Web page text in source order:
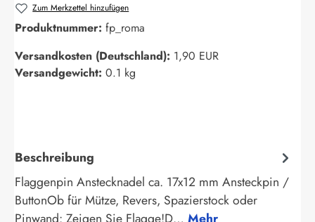
Zum Merkzettel hinzufügen
Produktnummer: fp_roma
Versandkosten (Deutschland): 1,90 EUR
Versandgewicht: 0.1 kg
Beschreibung
Flaggenpin Anstecknadel ca. 17x12 mm Ansteckpin /
ButtonOb für Mütze, Revers, Spazierstock oder